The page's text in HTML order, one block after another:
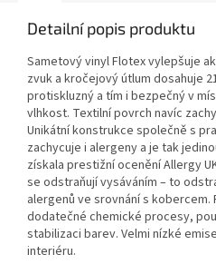
Detailní popis produktu
Sametový vinyl Flotex vylepšuje
zvuk a kročejový útlum dosahuje
protiskluzný a tím i bezpečný v
vlhkost. Textilní povrch navíc
Unikátní konstrukce společně s
zachycuje i alergeny a je tak
získala prestižní ocenění Allergy
se odstraňují vysáváním – to
alergenů ve srovnání s
dodatečné chemické procesy,
stabilizaci barev. Velmi nízké
interiéru.